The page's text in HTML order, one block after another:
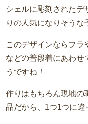
シェルに彫刻されたデ
りの人気になりそうな
このデザインならフラ
などの普段着にあわせ
うですね！
作りはもちろん現地の
品だから、1つ1つに違